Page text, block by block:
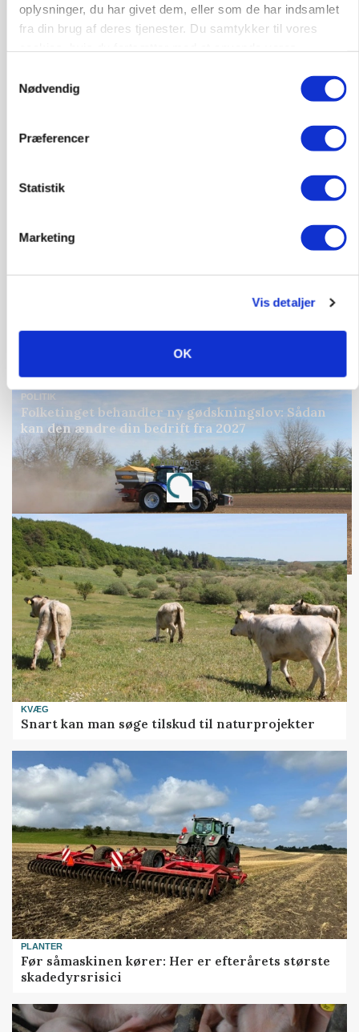
oplysninger, du har givet dem, eller som de har indsamlet
fra din brug af deres tjenester. Du samtykker til vores
Nødvendig
Præferencer
Statistik
Marketing
Vis detaljer
OK
MARKED
Russisk mælkepris dykker 23 procent
»Nu stopper I«: Landbrugsdebattør og
protestgruppe vil demonstrere mod ny
gødskningslov
POLITIK
Folketinget behandler ny gødskningslov: Sådan
kan den ændre din bedrift fra 2027
Annonce
Loading...
KVÆG
Snart kan man søge tilskud til naturprojekter
PLANTER
Før såmaskinen kører: Her er efterårets største
skadedyrsrisici